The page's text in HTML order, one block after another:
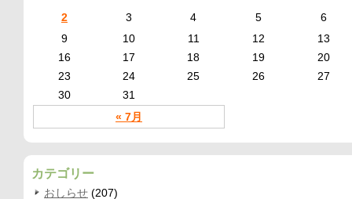
« 7月
2 3 4 5
6
9
10 11 12
13
16
17 18 19
20
23
24 25 26
27
30
31
カテゴリー
おしらせ (207)